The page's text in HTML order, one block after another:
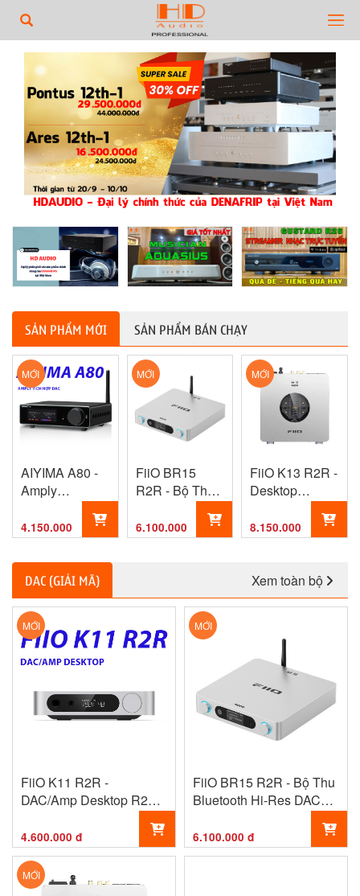
SẢN PHẨM MỚI SẢN PHẨM BÁN CHẠY
MỚI
AIYIMA A80 -
Amply
TPA3255 Tích
Hợp DAC
ES9038Q2M
Công Suất
300W x2
4.150.000
đ
MỚI
FiiO BR15
R2R - Bộ Thu
Res DAC R2R
Cao Cấp, Hỗ
LDAC
6.100.000
đ
MỚI
FiiO K13 R2R -
Desktop
End R2R,
Bluetooth
Balanced
4.4mm & XLR
8.150.000
đ
DAC (GIẢI MÃ) Xem toàn bộ
MỚI
FiiO K11 R2R -
DAC/Amp Desktop R2R
NOS/OS, Công suất
1300mW
4.600.000 đ
MỚI
FiiO BR15 R2R - Bộ Thu
Bluetooth Hi-Res DAC
aptX Lossless & LDAC
6.100.000 đ
MỚI